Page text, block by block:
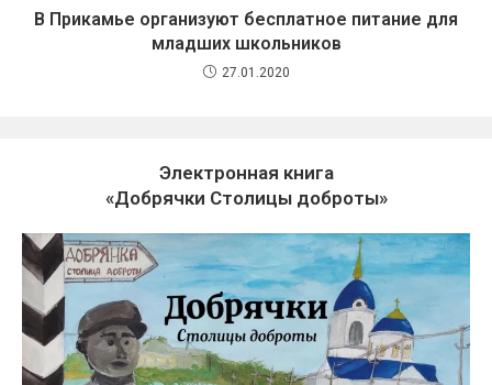
В Прикамье организуют бесплатное питание для
младших школьников
27.01.2020
Электронная книга
«Добрячки Столицы доброты»